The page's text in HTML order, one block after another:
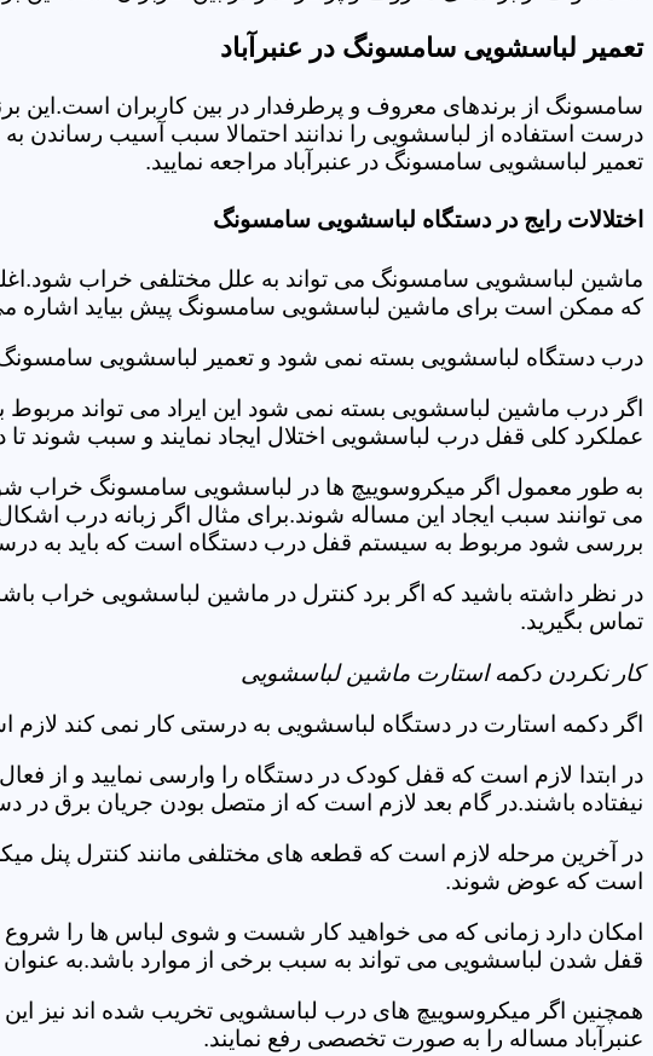
تعمیر لباسشویی سامسونگ در عنبرآباد
سامسونگ از برندهای معروف و پرطرفدار در بین کاربران است.این
درست استفاده از لباسشویی را ندانند احتمالا سبب آسیب رساندن
تعمیر لباسشویی سامسونگ در عنبرآباد مراجعه نمایید.
اختلالات رایج در دستگاه لباسشویی سامسونگ
ماشین لباسشویی سامسونگ می تواند به علل مختلفی خراب شود.اغلب
که ممکن است برای ماشین لباسشویی سامسونگ پیش بیاید اشاره
درب دستگاه لباسشویی بسته نمی شود و تعمیر لباسشویی سامسونگ
اگر درب ماشین لباسشویی بسته نمی شود این ایراد می تواند مربوط
عملکرد کلی قفل درب لباسشویی اختلال ایجاد نمایند و سبب شوند
به طور معمول اگر میکروسوییچ ها در لباسشویی سامسونگ خراب
می توانند سبب ایجاد این مساله شوند.برای مثال اگر زبانه درب
بررسی شود مربوط به سیستم قفل درب دستگاه است که باید به
در نظر داشته باشید که اگر برد کنترل در ماشین لباسشویی خراب
تماس بگیرید.
کار نکردن دکمه استارت ماشین لباسشویی
اگر دکمه استارت در دستگاه لباسشویی به درستی کار نمی کند
در ابتدا لازم است که قفل کودک در دستگاه را وارسی نمایید و از
نیفتاده باشند.در گام بعد لازم است که از متصل بودن جریان برق در
در آخرین مرحله لازم است که قطعه های مختلفی مانند کنترل پنل
است که عوض شوند.
امکان دارد زمانی که می خواهید کار شست و شوی لباس ها را شروع
قفل شدن لباسشویی می تواند به سبب برخی از موارد باشد.به
همچنین اگر میکروسوییچ های درب لباسشویی تخریب شده اند نیز
عنبرآباد مساله را به صورت تخصصی رفع نمایند.